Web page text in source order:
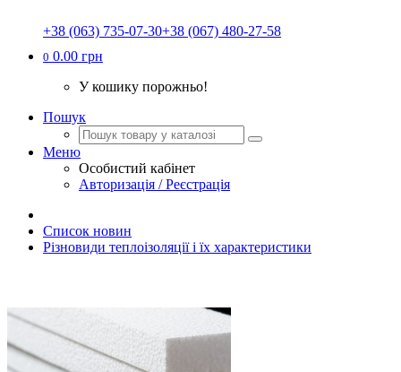
+38 (063) 735-07-30+38 (067) 480-27-58
0 0.00 грн
У кошику порожньо!
Пошук
Меню
Особистий кабінет
Авторизація / Реєстрація
Список новин
Різновиди теплоізоляції і їх характеристики